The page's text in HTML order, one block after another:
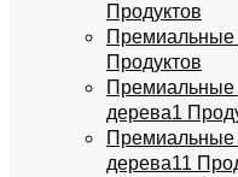
Продуктов
Премиальные
Продуктов
дерева1
Премиальные
дерева11